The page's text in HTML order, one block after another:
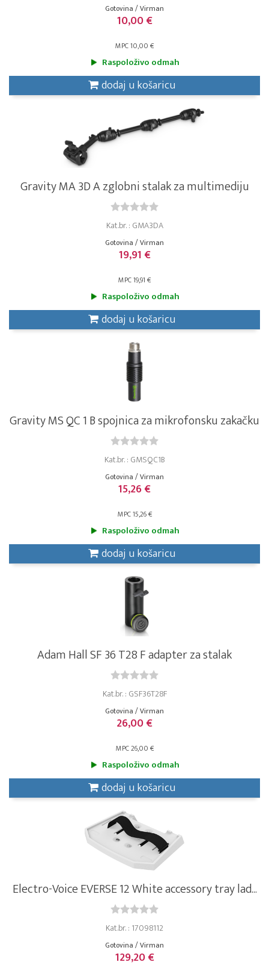
Gotovina / Virman
10,00 €
MPC 10,00 €
Raspoloživo odmah
dodaj u košaricu
Gravity MA 3D A zglobni stalak za multimediju
Kat.br. : GMA3DA
Gotovina / Virman
19,91 €
MPC 19,91 €
Raspoloživo odmah
dodaj u košaricu
Gravity MS QC 1 B spojnica za mikrofonsku zakačku
Kat.br. : GMSQC1B
Gotovina / Virman
15,26 €
MPC 15,26 €
Raspoloživo odmah
dodaj u košaricu
Adam Hall SF 36 T28 F adapter za stalak
Kat.br. : GSF36T28F
Gotovina / Virman
26,00 €
MPC 26,00 €
Raspoloživo odmah
dodaj u košaricu
Electro-Voice EVERSE 12 White accessory tray lad...
Kat.br. : 17098112
Gotovina / Virman
129,20 €